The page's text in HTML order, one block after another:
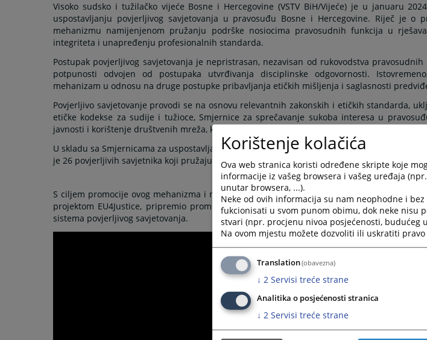
Visoko sudsko i tužilačko vijeće Bosne i Hercegovine (VSTV BiH/Vijeće) je u januaru
uspostavljanju povjerljivog savjetovanja u pravosuđu Bosne i Hercegovine. Riječ je o
mehanizmu namijenjenom pružanju podrške nosiocima pravosudnih funkcija u
integriteta i unapređenju profesionalnih standarda.
Postupak povjerljivog savjetovanja je nepristrasan, nezavisan od rukovodstva
potpunosti odvojen od postupaka utvrđivanja disciplinske odgovornosti.
mehanizam u odnosu na druge postupke pribavljanja etičkih mišljenja i saglasnosti
Povjerljivo savjetovanje provodi se na osnovu relevantnih zakonskih i etičkih standarda,
etičke kodekse za sudije i tužioce, Smjernice za sprečavanje sukoba interesa u
javnosti i korištenje društvenih mreža, kao i druge stručne i edukativne materijale od značaja
U skladu sa Smjernicama za uspostavljanje sistema povjerljivog savjetovanja u pravosuđu
je 26 povjerljivih savjetnika koji pružaju podršku nosiocima pravosudnih funkcija u
S ciljem promocije ovog mehanizma i njegovog dodatnog približavanja pravosudnoj
projektom EU4Justice, pripremio promotivni video materijal kojim se predstavlja svrha,
sistema povjerljivog savjetovanja.
Korištenje kolačića
Ova web stranica koristi određene skripte koje
informacije iz vašeg browsera i vašeg uređaja
unutar browsera, ...).
Neke od ovih informacija su nam neophodne i
fukcionisati u svom punom obimu, dok neke nisu
stvari (npr. procjenu nivoa posjećenosti, budućeg
Na ovom mjestu možete dozvoliti ili uskratiti
Translation(obavezna)
↓ 2 Servisi treće strane
Analitika o posjećenosti stranica
↓ 2 Servisi treće strane